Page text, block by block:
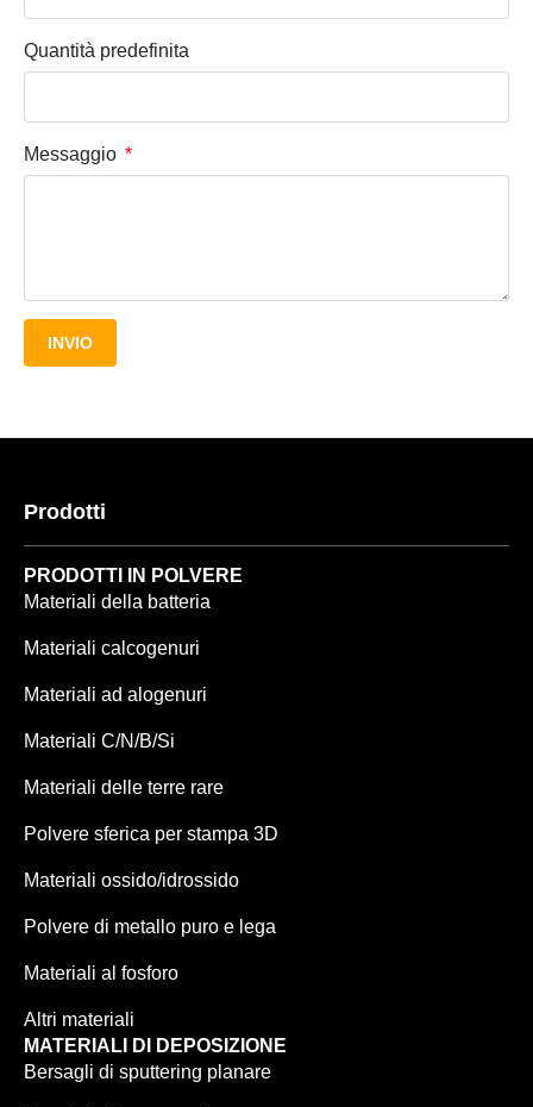
Quantità predefinita
Messaggio
INVIO
Prodotti
PRODOTTI IN POLVERE
Materiali della batteria
Materiali calcogenuri
Materiali ad alogenuri
Materiali C/N/B/Si
Materiali delle terre rare
Polvere sferica per stampa 3D
Materiali ossido/idrossido
Polvere di metallo puro e lega
Materiali al fosforo
Altri materiali
MATERIALI DI DEPOSIZIONE
Bersagli di sputtering planare